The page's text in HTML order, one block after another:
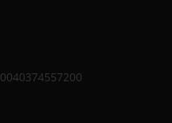
0040374557200